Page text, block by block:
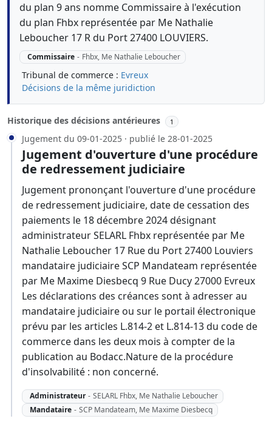
du plan 9 ans nomme Commissaire à l'exécution
du plan Fhbx représentée par Me Nathalie
Leboucher 17 R du Port 27400 LOUVIERS.
Commissaire - Fhbx, Me Nathalie Leboucher
Tribunal de commerce : Evreux
Décisions de la même juridiction
Historique des décisions antérieures 1
Jugement du 09-01-2025 · publié le 28-01-2025
Jugement d'ouverture d'une procédure
de redressement judiciaire
Jugement prononçant l'ouverture d'une procédure
de redressement judiciaire, date de cessation des
paiements le 18 décembre 2024 désignant
administrateur SELARL Fhbx représentée par Me
Nathalie Leboucher 17 Rue du Port 27400 Louviers
mandataire judiciaire SCP Mandateam représentée
par Me Maxime Diesbecq 9 Rue Ducy 27000 Evreux
Les déclarations des créances sont à adresser au
mandataire judiciaire ou sur le portail électronique
prévu par les articles L.814-2 et L.814-13 du code de
commerce dans les deux mois à compter de la
publication au Bodacc.Nature de la procédure
d'insolvabilité : non concerné.
Administrateur - SELARL Fhbx, Me Nathalie Leboucher
Mandataire - SCP Mandateam, Me Maxime Diesbecq